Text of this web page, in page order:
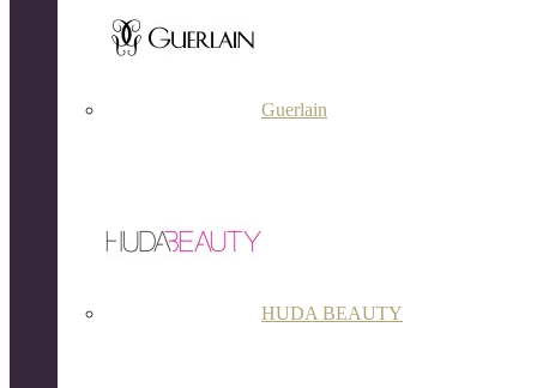
Guerlain
HUDA BEAUTY